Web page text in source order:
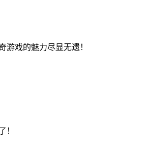
游戏的魅力尽显无遗！
！